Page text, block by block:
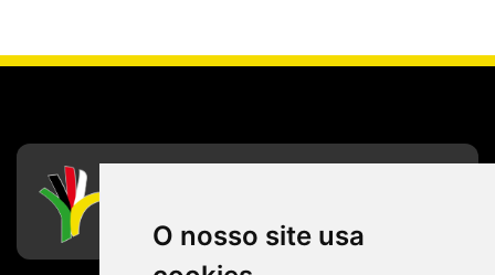
O nosso site usa